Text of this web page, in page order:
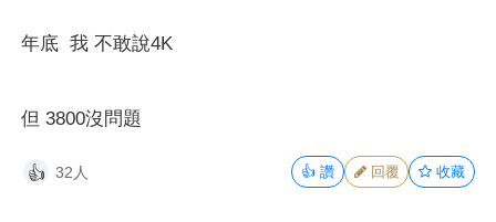
年底 我 不敢說4K
但 3800沒問題
👍 32人 👍 讚 回覆 收藏